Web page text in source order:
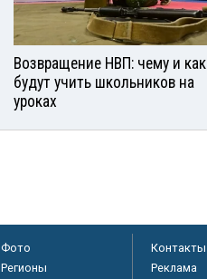
Возвращение НВП: чему и как
будут учить школьников на
уроках
Фото
Регионы
Контакты
Реклама